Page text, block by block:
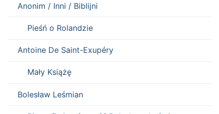
Anonim / Inni / Biblijni
Pieśń o Rolandzie
Antoine De Saint-Exupéry
Mały Książę
Bolesław Leśmian